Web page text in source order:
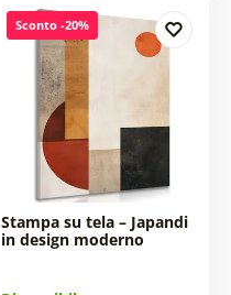
Sconto -20%
Stampa su tela – Japandi
in design moderno